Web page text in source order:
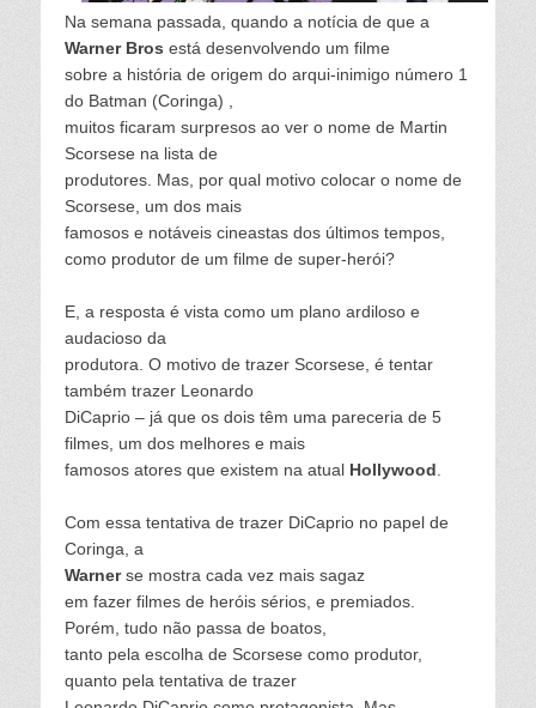
Na semana passada, quando a notícia de que a
Warner Bros está desenvolvendo um filme
sobre a história de origem do arqui-inimigo número 1
do Batman (Coringa)
muitos ficaram surpresos ao ver o nome de Martin
Scorsese na lista de
produtores. Mas, por qual motivo colocar o nome de
Scorsese, um dos mais
famosos e notáveis cineastas dos últimos tempos,
como produtor de um filme de super-herói?
E, a resposta é vista como um plano ardiloso e
audacioso da
produtora. O motivo de trazer Scorsese, é tentar
também trazer Leonardo
DiCaprio – já que os dois têm uma pareceria de 5
filmes, um dos melhores e mais
famosos atores que existem na atual Hollywood
Com essa tentativa de trazer DiCaprio no papel de
Coringa, a
Warnerse mostra cada vez mais sagaz
em fazer filmes de heróis sérios, e premiados.
Porém, tudo não passa de boatos,
tanto pela escolha de Scorsese como produtor,
quanto pela tentativa de trazer